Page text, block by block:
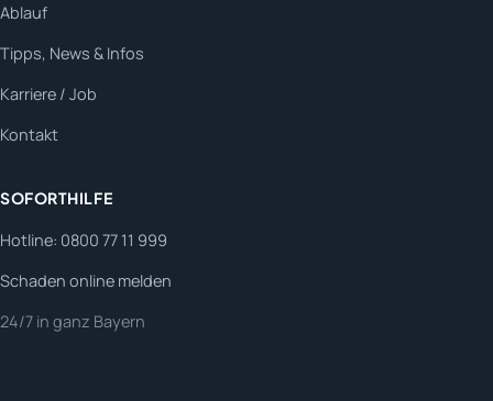
Ablauf
Tipps, News & Infos
Karriere / Job
Kontakt
SOFORTHILFE
Hotline: 0800 77 11 999
Schaden online melden
24/7 in ganz Bayern